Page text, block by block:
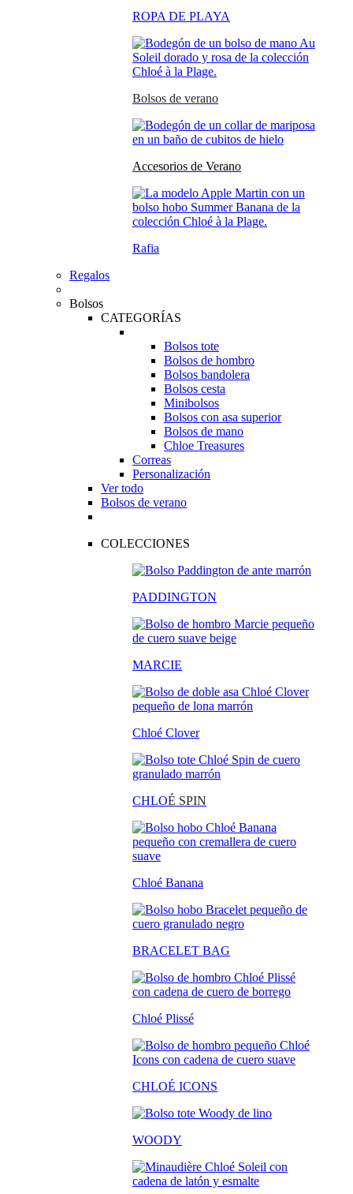
ROPA DE PLAYA
Bolsos de verano
Accesorios de Verano
Rafia
Regalos
Bolsos
CATEGORÍAS
Bolsos tote
Bolsos de hombro
Bolsos bandolera
Bolsos cesta
Minibolsos
Bolsos con asa superior
Bolsos de mano
Chloe Treasures
Correas
Personalización
Ver todo
Bolsos de verano
COLECCIONES
PADDINGTON
MARCIE
Chloé Clover
CHLOÉ SPIN
Chloé Banana
BRACELET BAG
Chloé Plissé
CHLOÉ ICONS
WOODY